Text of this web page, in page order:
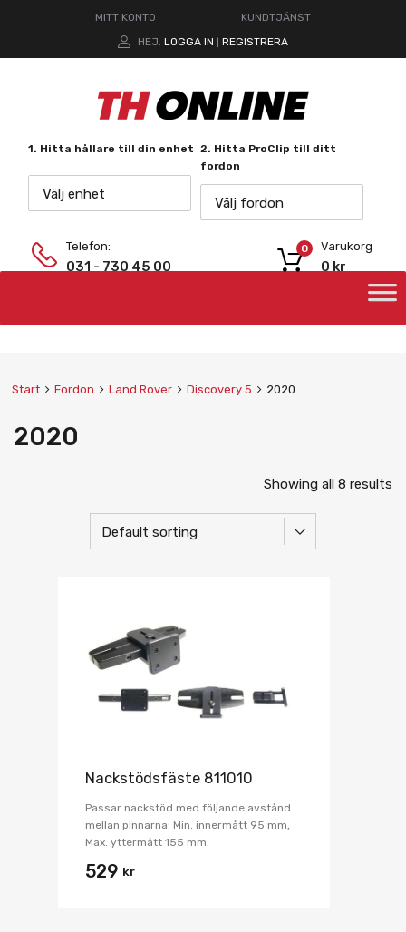
MITT KONTO
KUNDTJÄNST
HEJ. LOGGA IN REGISTRERA
1. Hitta hållare till din enhet
Välj enhet
2. Hitta ProClip till ditt
fordon
Välj fordon
Telefon:
031 - 730 45 00
Varukorg
0 kr
0
Start Fordon Land Rover Discovery 5 2020
2020
Showing all 8 results
Nackstödsfäste 811010
Passar nackstöd med följande avstånd
mellan pinnarna: Min. innermått 95 mm,
Max. yttermått 155 mm.
529 kr